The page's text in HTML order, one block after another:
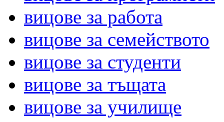
вицове за работа
вицове за семейството
вицове за студенти
вицове за тъщата
вицове за училище